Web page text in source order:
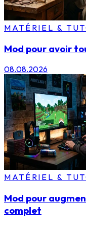
MATÉRIEL &
Mod pour avoir
08.08.2026
MATÉRIEL &
Mod pour
complet